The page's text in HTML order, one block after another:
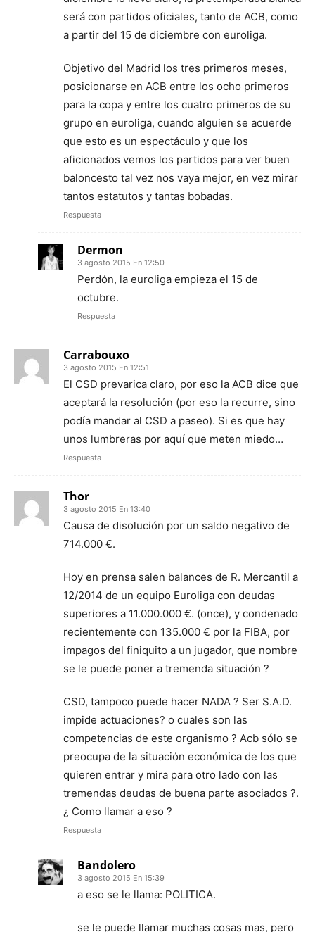
será con partidos oficiales, tanto de ACB, como
a partir del 15 de diciembre con euroliga.
Objetivo del Madrid los tres primeros meses,
posicionarse en ACB entre los ocho primeros
para la copa y entre los cuatro primeros de su
grupo en euroliga, cuando alguien se acuerde
que esto es un espectáculo y que los
aficionados vemos los partidos para ver buen
baloncesto tal vez nos vaya mejor, en vez mirar
tantos estatutos y tantas bobadas.
Respuesta
Dermon
3 agosto 2015 En 12:50
Perdón, la euroliga empieza el 15 de
octubre.
Respuesta
Carrabouxo
3 agosto 2015 En 12:51
El CSD prevarica claro, por eso la ACB dice que
aceptará la resolución (por eso la recurre, sino
podía mandar al CSD a paseo). Si es que hay
unos lumbreras por aquí que meten miedo…
Respuesta
Thor
3 agosto 2015 En 13:40
Causa de disolución por un saldo negativo de
714.000 €.
Hoy en prensa salen balances de R. Mercantil a
12/2014 de un equipo Euroliga con deudas
superiores a 11.000.000 €. (once), y condenado
recientemente con 135.000 € por la FIBA, por
impagos del finiquito a un jugador, que nombre
se le puede poner a tremenda situación ?
CSD, tampoco puede hacer NADA ? Ser S.A.D.
impide actuaciones? o cuales son las
competencias de este organismo ? Acb sólo se
preocupa de la situación económica de los que
quieren entrar y mira para otro lado con las
tremendas deudas de buena parte asociados ?.
¿ Como llamar a eso ?
Respuesta
Bandolero
3 agosto 2015 En 15:39
a eso se le llama: POLITICA.
se le puede llamar muchas cosas mas, pero